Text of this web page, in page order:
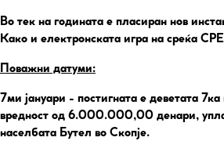
Во тек на годината е пласиран нов
Како и електронската игра на
Поважни датуми:
7ми јануари - постигната е деветата
вредност од 6.000.000,00 денари,
населбата Бутел во Скопје.